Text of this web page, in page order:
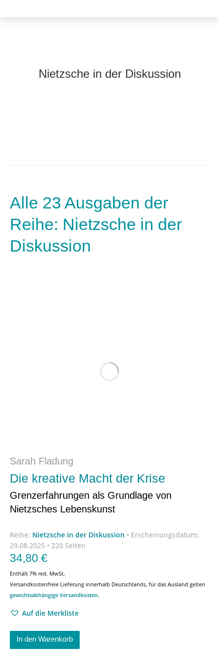
Nietzsche in der Diskussion
Alle 23 Ausgaben der
Reihe: Nietzsche in der
Diskussion
Sarah Fladung
Die kreative Macht der Krise
Grenzerfahrungen als Grundlage von
Nietzsches Lebenskunst
Reihe: Nietzsche in der Diskussion • Erscheinungsdatum:
29.08.2025 • 220 Seiten
34,80 €
Enthält 7% red. MwSt.
Versandkostenfreie Lieferung innerhalb Deutschlands, für das Ausland gelten
gewichtsabhängige Versandkosten.
Auf die Merkliste
In den Warenkorb